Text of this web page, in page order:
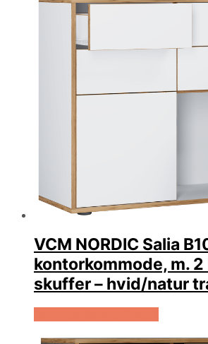
VCM NORDIC Salia
kontorkommode, m. 2
skuffer – hvid/natur